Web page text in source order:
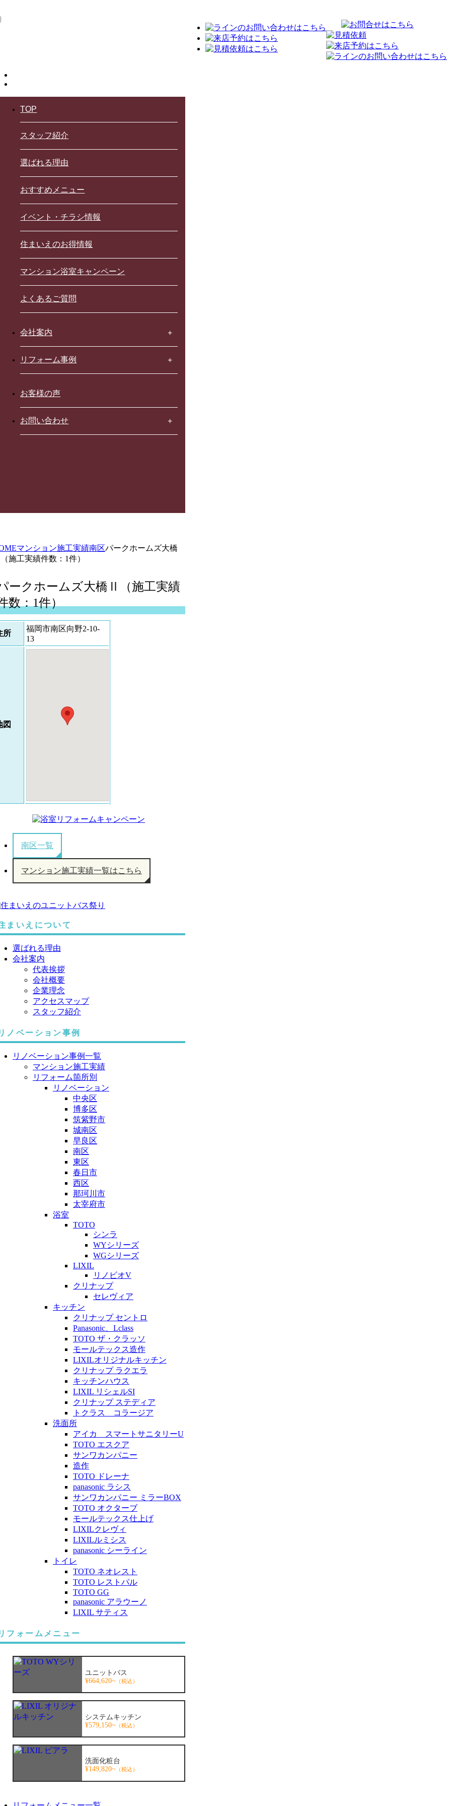
TOP
スタッフ紹介
選ばれる理由
おすすめメニュー
イベント・チラシ情報
住まいえのお得情報
マンション浴室キャンペーン
よくあるご質問
会社案内
リフォーム事例
お客様の声
お問い合わせ
マンション施工実績南区パークホームズ大橋
施工実績件数：1件）
ークホームズ大橋Ⅱ（施工実績
数：1件）
所
福岡市南区向野2-10-
13
図
南区一覧
マンション施工実績一覧はこちら
まいえについて
選ばれる理由
会社案内
代表挨拶
会社概要
企業理念
アクセスマップ
スタッフ紹介
ノベーション事例
リノベーション事例一覧
マンション施工実績
リフォーム箇所別
リノベーション
中央区
博多区
筑紫野市
城南区
早良区
南区
東区
春日市
西区
那珂川市
太宰府市
浴室
TOTO
シンラ
WYシリーズ
WGシリーズ
LIXIL
リノビオV
クリナップ
セレヴィア
キッチン
クリナップ セントロ
Panasonic、Lclass
TOTO ザ・クラッソ
モールテックス造作
LIXILオリジナルキッチン
クリナップ ラクエラ
キッチンハウス
LIXIL リシェルSI
クリナップ ステディア
トクラス コラージア
洗面所
アイカ スマートサニタリーU
TOTO エスクア
サンワカンパニー
造作
TOTO ドレーナ
panasonic ラシス
サンワカンパニー ミラーBOX
TOTO オクターブ
モールテックス仕上げ
LIXILクレヴィ
LIXILルミシス
panasonic シーライン
トイレ
TOTO ネオレスト
TOTO レストパル
TOTO GG
panasonic アラウーノ
LIXIL サティス
フォームメニュー
ユニットバス
¥664,620~ （税込）
システムキッチン
¥579,150~ （税込）
洗面化粧台
¥149,820~ （税込）